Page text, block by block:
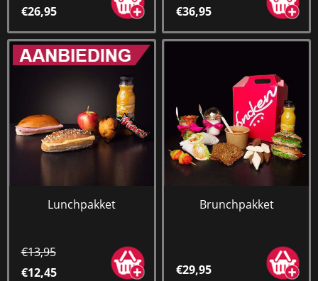
€26,95
€36,95
Lunchpakket
€13,95
€12,45
Brunchpakket
€29,95